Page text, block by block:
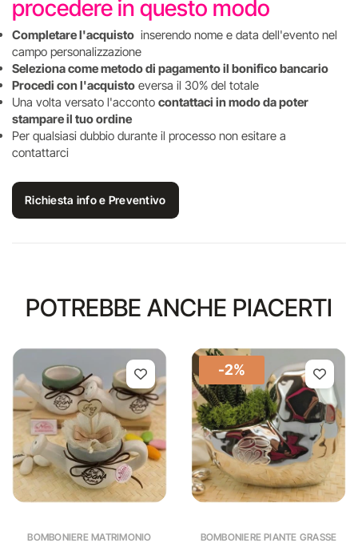
procedere in questo modo
Completare l'acquisto inserendo nome e data dell'evento nel
campo personalizzazione
Seleziona come metodo di pagamento il bonifico bancario
Procedi con l'acquisto eversa il 30% del totale
Una volta versato l'acconto contattaci in modo da poter
stampare il tuo ordine
Per qualsiasi dubbio durante il processo non esitare a
contattarci
Richiesta info e Preventivo
POTREBBE ANCHE PIACERTI
BOMBONIERE MATRIMONIO
-2%
BOMBONIERE PIANTE GRASSE